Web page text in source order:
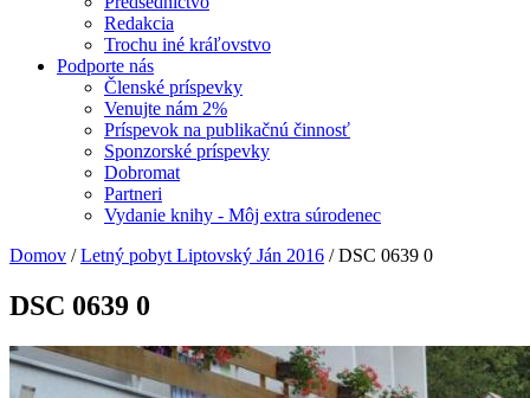
Redakcia
Trochu iné kráľovstvo
Podporte nás
Členské príspevky
Venujte nám 2%
Príspevok na publikačnú činnosť
Sponzorské príspevky
Dobromat
Partneri
Vydanie knihy - Môj extra súrodenec
Domov /Letný pobyt Liptovský Ján 2016 /DSC 0639 0
DSC 0639 0